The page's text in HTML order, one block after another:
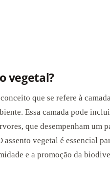
vegetal?
que se refere à
Essa camada pode
que desempenham um
assento vegetal é essencial
e a promoção da